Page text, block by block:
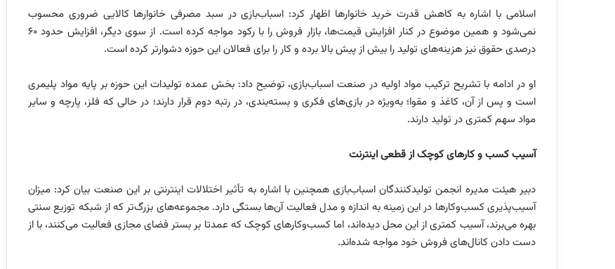
اسلامی با اشاره به کاهش قدرت خرید خانوارها اظهار کرد: اسباب‌بازی در سبد مصرفی خانوارها کالایی ضروری محسوب
نمی‌شود و همین موضوع در کنار افزایش قیمت‌ها، بازار فروش را با رکود مواجه کرده است. از سوی دیگر، افزایش حدود ۶۰
درصدی حقوق نیز هزینه‌های تولید را بیش از پیش بالا برده و کار را برای فعالان این حوزه دشوارتر کرده است.
او در ادامه با تشریح ترکیب مواد اولیه در صنعت اسباب‌بازی، توضیح داد: بخش عمده تولیدات این حوزه بر پایه مواد پلیمری
است و پس از آن، کاغذ و مقوا؛‌ به‌ویژه در بازی‌های فکری و بسته‌بندی، در رتبه دوم قرار دارند؛ در حالی که فلز، پارچه و سایر
مواد سهم کمتری در تولید دارند.
آسیب کسب و کارهای کوچک از قطعی اینترنت
دبیر هیئت مدیره انجمن تولیدکنندگان اسباب‌بازی همچنین با اشاره به تأثیر اختلالات اینترنتی بر این صنعت بیان کرد: میزان
آسیب‌پذیری کسب‌وکارها در این زمینه به اندازه و مدل فعالیت آن‌ها بستگی دارد. مجموعه‌های بزرگ‌تر که از شبکه توزیع سنتی
بهره می‌برند، آسیب کمتری از این محل دیده‌اند، اما کسب‌وکارهای کوچک که عمدتا بر بستر فضای مجازی فعالیت می‌کنند، با از
دست دادن کانال‌های فروش خود مواجه شده‌اند.